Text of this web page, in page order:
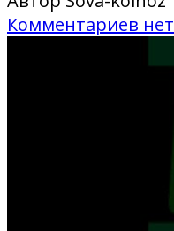
Комментариев нет